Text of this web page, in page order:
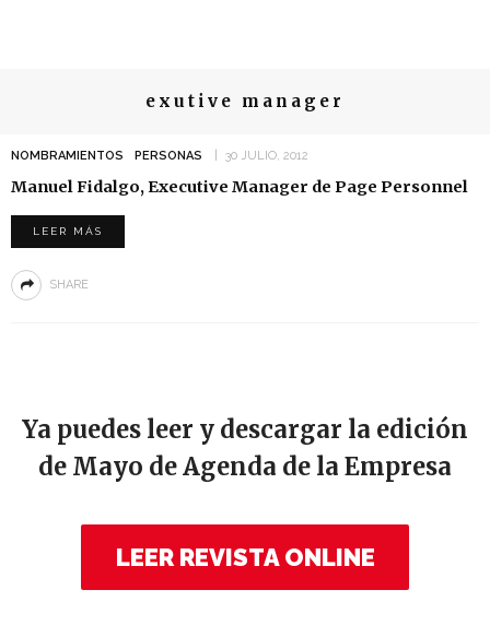
exutive manager
NOMBRAMIENTOS PERSONAS 30 JULIO, 2012
Manuel Fidalgo, Executive Manager de Page Personnel
LEER MÁS
SHARE
Ya puedes leer y descargar la edición
de Mayo de Agenda de la Empresa
LEER REVISTA ONLINE